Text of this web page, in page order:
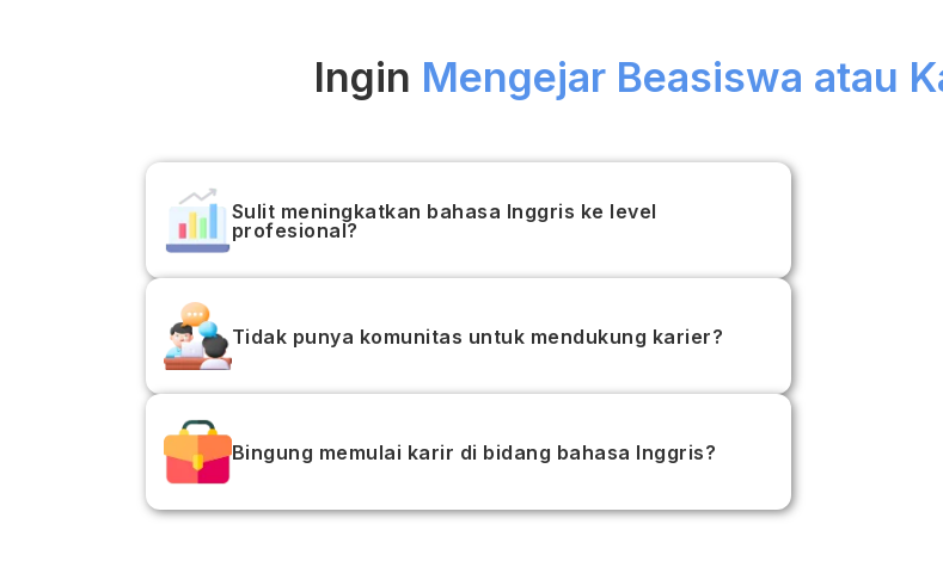
Ingin Mengejar Beasiswa atau
Sulit meningkatkan bahasa Inggris ke level
profesional?
Tidak punya komunitas untuk mendukung karier?
Bingung memulai karir di bidang bahasa Inggris?